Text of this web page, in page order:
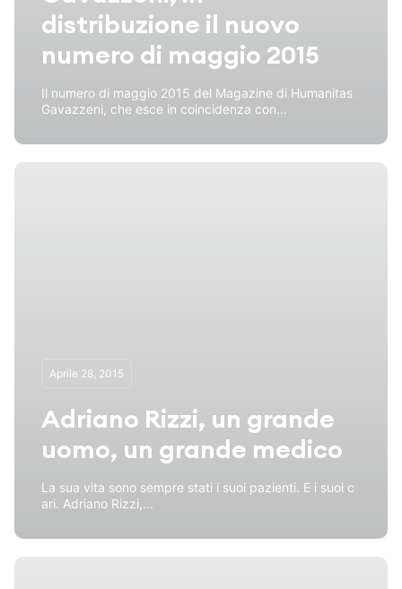
distribuzione il nuovo
numero di maggio 2015
Il numero di maggio 2015 del Magazine di Humanitas
Gavazzeni, che esce in coincidenza con...
Aprile 28, 2015
Adriano Rizzi, un grande
uomo, un grande medico
La sua vita sono sempre stati i suoi pazienti. E i suoi c
ari. Adriano Rizzi,...